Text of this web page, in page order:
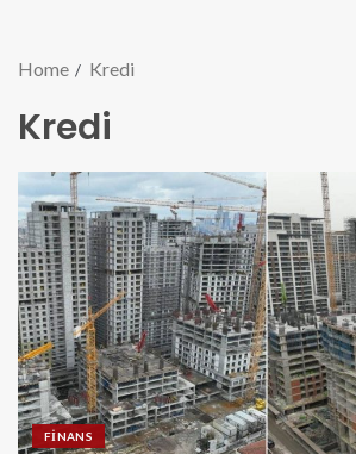
Home Kredi
Kredi
FINANS